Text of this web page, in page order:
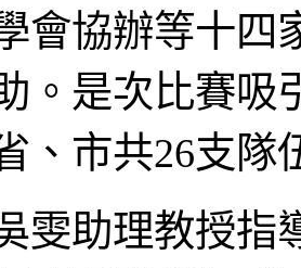
會協辦等十四
。是次比賽吸
、市共26支隊
雯助理教授指